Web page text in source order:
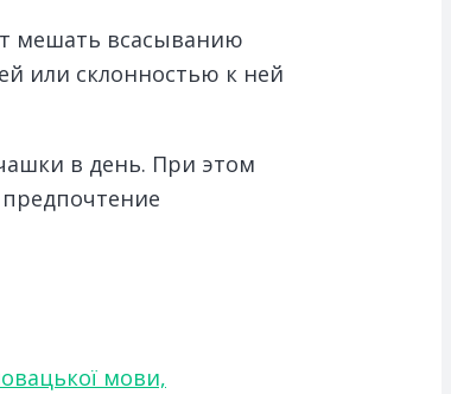
мешать всасыванию
или склонностью к ней
в день. При этом
мови,